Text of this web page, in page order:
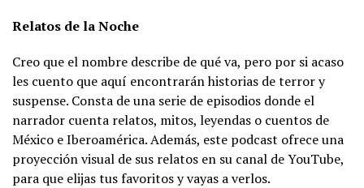
Relatos de la Noche
Creo que el nombre describe de qué va, pero por si acaso
les cuento que aquí encontrarán historias de terror y
suspense. Consta de una serie de episodios donde el
narrador cuenta relatos, mitos, leyendas o cuentos de
México e Iberoamérica. Además, este podcast ofrece una
proyección visual de sus relatos en su canal de YouTube,
para que elijas tus favoritos y vayas a verlos.